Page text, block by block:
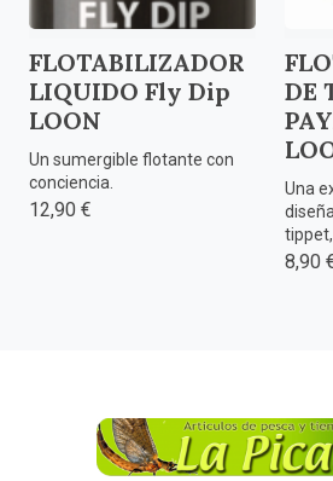
FLOTABILIZADOR
LIQUIDO Fly Dip
LOON
Un sumergible flotante con
conciencia.
12,90 €
DE
Una
tippet,
8,90